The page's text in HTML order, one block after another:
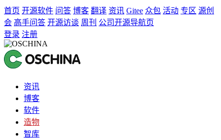
首页 开源软件 问答 博客 翻译 资讯 Gitee 众包 活动 专区 源创
会 高手问答 开源访谈 周刊 公司开源导航页
登录 注册
资讯
博客
软件
造物
智库